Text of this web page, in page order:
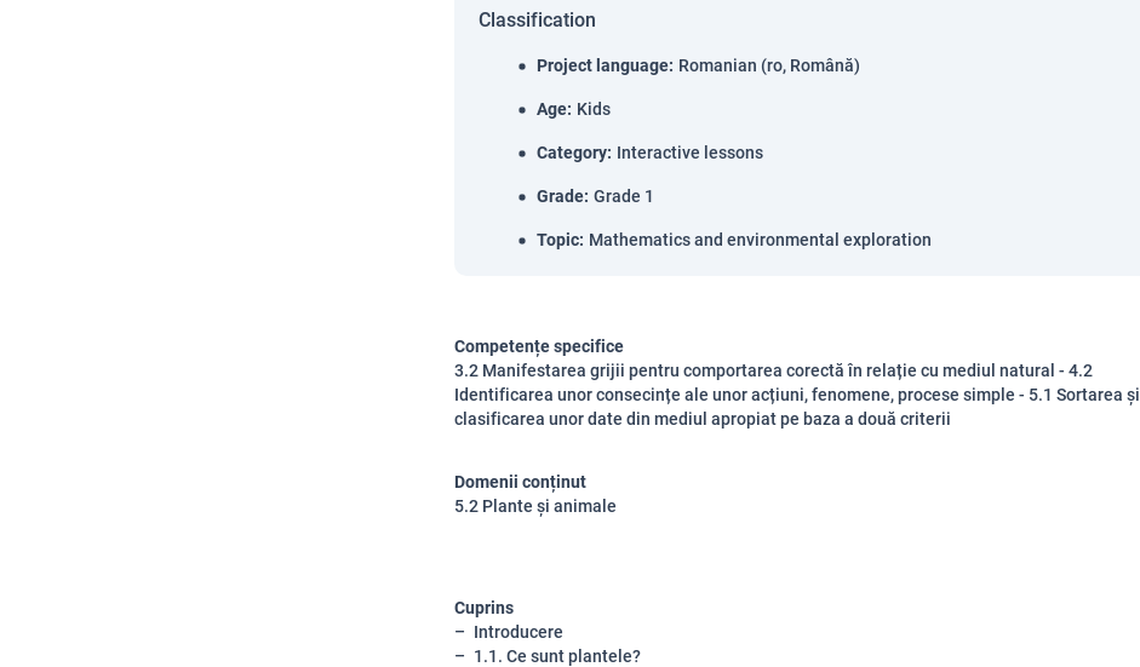
Classification
Project language: Romanian (ro, Română)
Age: Kids
Category: Interactive lessons
Grade: Grade 1
Topic: Mathematics and environmental exploration
Competențe specifice
3.2 Manifestarea grijii pentru comportarea corectă în relație cu mediul natural - 4.2
Identificarea unor consecințe ale unor acțiuni, fenomene, procese simple - 5.1 Sortarea și
clasificarea unor date din mediul apropiat pe baza a două criterii
Domenii conținut
5.2 Plante și animale
Cuprins
Introducere
1.1. Ce sunt plantele?